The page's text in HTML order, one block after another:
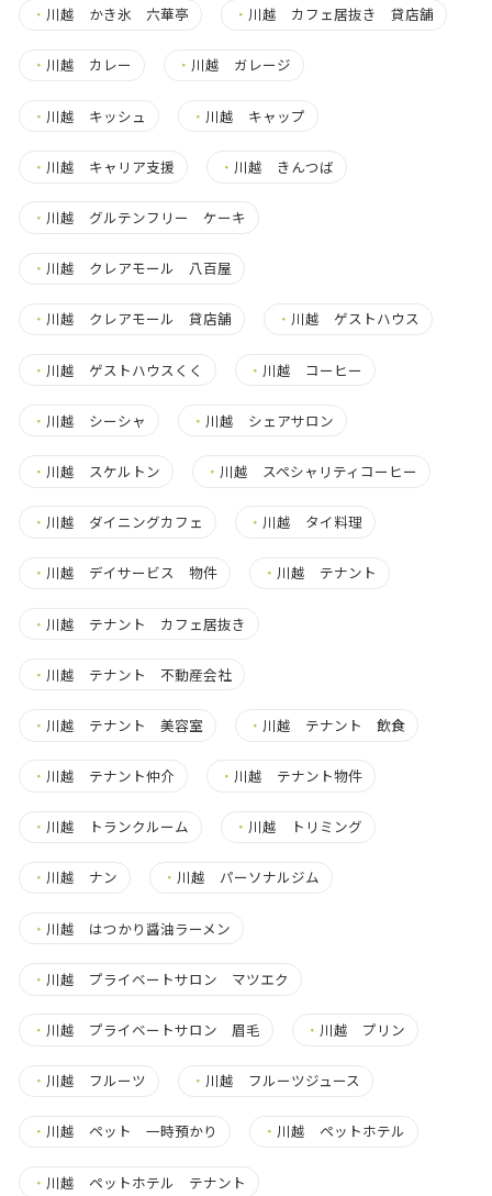
・ 川越 かき氷 六華亭 ・ 川越 カフェ居抜き 貸店舗
・ 川越 カレー ・ 川越 ガレージ
・ 川越 キッシュ ・ 川越 キャップ
・ 川越 キャリア支援 ・ 川越 きんつば
・ 川越 グルテンフリー ケーキ
・ 川越 クレアモール 八百屋
・ 川越 クレアモール 貸店舗 ・ 川越 ゲストハウス
・ 川越 ゲストハウスくく ・ 川越 コーヒー
・ 川越 シーシャ ・ 川越 シェアサロン
・ 川越 スケルトン ・ 川越 スペシャリティコーヒー
・ 川越 ダイニングカフェ ・ 川越 タイ料理
・ 川越 デイサービス 物件 ・ 川越 テナント
・ 川越 テナント カフェ居抜き
・ 川越 テナント 不動産会社
・ 川越 テナント 美容室 ・ 川越 テナント 飲食
・ 川越 テナント仲介 ・ 川越 テナント物件
・ 川越 トランクルーム ・ 川越 トリミング
・ 川越 ナン ・ 川越 パーソナルジム
・ 川越 はつかり醤油ラーメン
・ 川越 プライベートサロン マツエク
・ 川越 プライベートサロン 眉毛 ・ 川越 プリン
・ 川越 フルーツ ・ 川越 フルーツジュース
・ 川越 ペット 一時預かり ・ 川越 ペットホテル
・ 川越 ペットホテル テナント